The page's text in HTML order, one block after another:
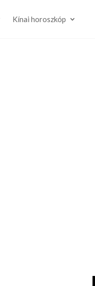
Kínai horoszkóp